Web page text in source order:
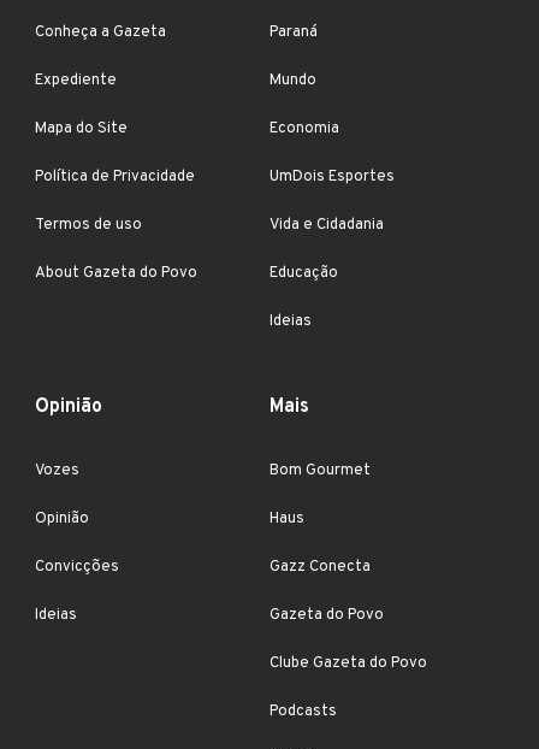
Conheça a Gazeta
Expediente
Mapa do Site
Política de Privacidade
Termos de uso
About Gazeta do Povo
Paraná
Mundo
Economia
UmDois Esportes
Vida e Cidadania
Educação
Ideias
Opinião
Vozes
Opinião
Convicções
Ideias
Mais
Bom Gourmet
Haus
Gazz Conecta
Gazeta do Povo
Clube Gazeta do Povo
Podcasts